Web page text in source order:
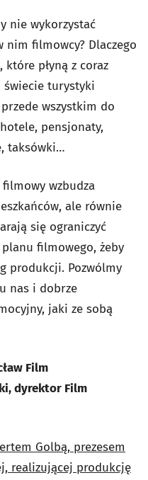
nie wykorzystać
nim filmowcy? Dlaczego
które płyną z coraz
świecie turystyki
wszystkim do
pensjonaty,
taksówki…
wzbudza
ale równie
się ograniczyć
filmowego, żeby
produkcji. Pozwólmy
nas i dobrze
jaki ze sobą
Film
dyrektor Film
Golbą, prezesem
realizującej produkcję